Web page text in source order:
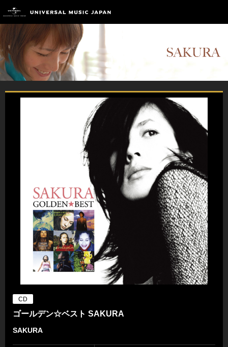
CD
ゴールデン☆ベスト SAKURA
SAKURA